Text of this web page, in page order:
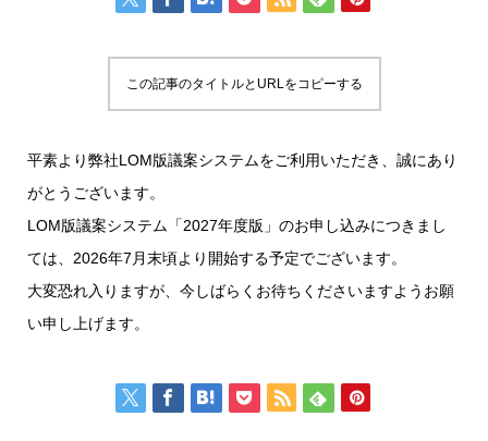
この記事のタイトルとURLをコピーする
平素より弊社LOM版議案システムをご利用いただき、誠にあり
がとうございます。
LOM版議案システム「2027年度版」のお申し込みにつきまし
ては、2026年7月末頃より開始する予定でございます。
大変恐れ入りますが、今しばらくお待ちくださいますようお願
い申し上げます。